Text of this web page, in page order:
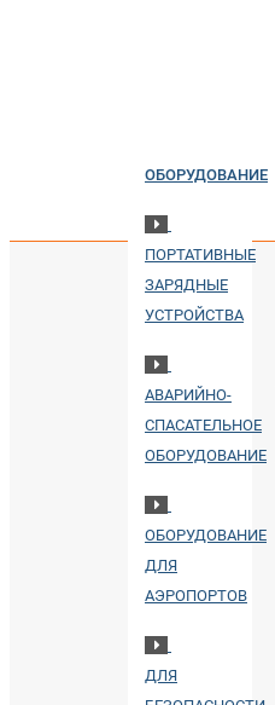
ОБОРУДОВАНИЕ
ПОРТАТИВНЫЕ
ЗАРЯДНЫЕ
УСТРОЙСТВА
АВАРИЙНО-
СПАСАТЕЛЬНОЕ
ОБОРУДОВАНИЕ
ОБОРУДОВАНИЕ
ДЛЯ
АЭРОПОРТОВ
ДЛЯ